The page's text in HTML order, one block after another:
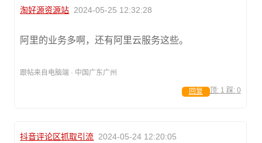
淘好源资源站 2024-05-25 12:32:28
阿里的业务多啊，还有阿里云服务这些。
跟帖来自电脑端 · 中国广东广州
顶: 1 踩: 0
回复
抖音评论区抓取引流 2024-05-24 12:20:05